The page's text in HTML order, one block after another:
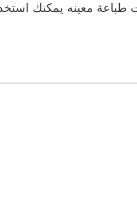
طباعة معينه يمكنك